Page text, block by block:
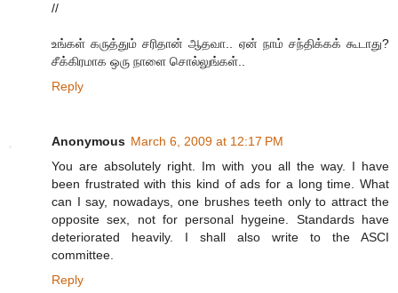
//
உங்கள் கருத்தும் சரிதான் ஆதவா.. ஏன் நாம் சந்திக்கக் கூடாது?
சீக்கிரமாக ஒரு நாளை சொல்லுங்கள்..
Reply
Anonymous March 6, 2009 at 12:17 PM
You are absolutely right. Im with you all the way. I have
been frustrated with this kind of ads for a long time. What
can I say, nowadays, one brushes teeth only to attract the
opposite sex, not for personal hygeine. Standards have
deteriorated heavily. I shall also write to the ASCI
committee.
Reply